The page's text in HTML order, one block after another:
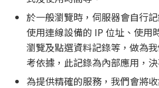
於一般瀏覽時，伺服器會自行
使用連線設備的 IP 位址、使用
瀏覽及點選資料記錄等，做為
考依據，此記錄為內部應用，
為提供精確的服務，我們會將